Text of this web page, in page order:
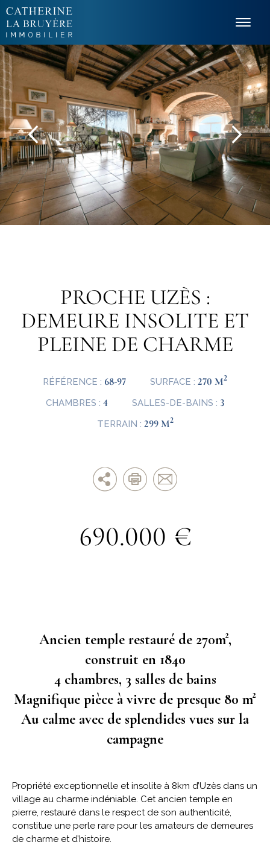
PROCHE UZÈS :
DEMEURE INSOLITE ET
PLEINE DE CHARME
RÉFÉRENCE : 68-97 SURFACE : 270 M2
CHAMBRES : 4 SALLES-DE-BAINS : 3
TERRAIN : 299 M2
690.000 €
Ancien temple restauré de 270m²,
construit en 1840
4 chambres, 3 salles de bains
Magnifique pièce à vivre de presque 80 m²
Au calme avec de splendides vues sur la
campagne
Propriété exceptionnelle et insolite à 8km d’Uzès dans un
village au charme indéniable. Cet ancien temple en
pierre, restauré dans le respect de son authenticité,
constitue une perle rare pour les amateurs de demeures
de charme et d’histoire.
Panneau de gestion des cookies